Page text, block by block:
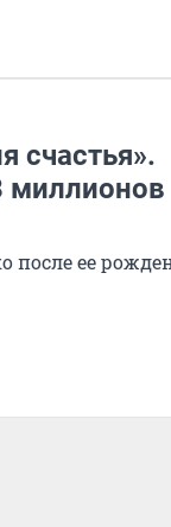
счастья».
миллионов
после ее